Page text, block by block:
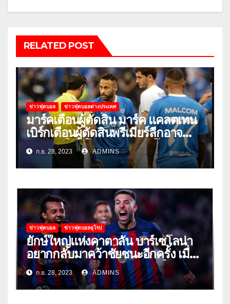
RELATED POST
ข่าวฟุตบอล ข่าวฟุตบอลต่างประเทศ
มาร์คเตือนผู้ตัดสิน มาร์ค แคลตเทน
เบิร์กเตือนผู้ตัดสินพรีเมียร์ลีกอาจ
‘ยอมแพ้ในยูโรหรือฟุตบอลโลก’
ก.ย. 28, 2023 ADMINS
ข่าวฟุตบอล ข่าวฟุตบอลยุโรป
ยักษ์ใหญ่แห่งคาตาลัน บาร์เซโลน่า
อยากกลับมาคว้าชัยชนะอีกครั้ง เมื่อ
พวกเขาเปิดบ้านรับมือเซบีย่าในลีก
ก.ย. 28, 2023 ADMINS